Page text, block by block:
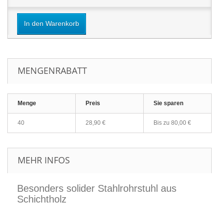
In den Warenkorb
MENGENRABATT
Menge Preis Sie sparen
40 28,90 € Bis zu 80,00 €
MEHR INFOS
Besonders solider Stahlrohrstuhl aus
Schichtholz